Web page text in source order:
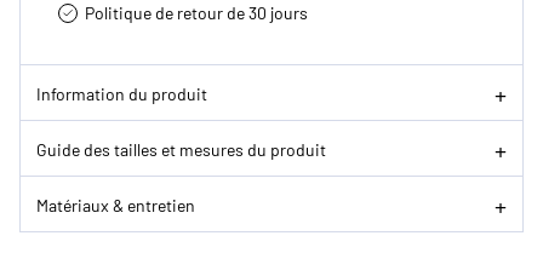
Politique de retour de 30 jours
Information du produit
Guide des tailles et mesures du produit
Matériaux & entretien